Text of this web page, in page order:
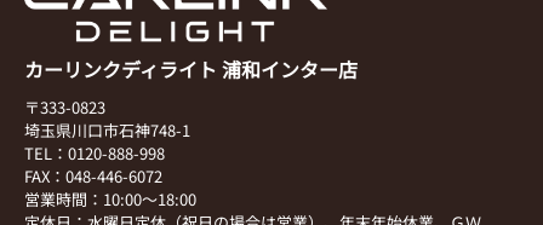
カーリンクディライト 浦和インター店
〒333-0823
埼玉県川口市石神748-1
TEL：0120-888-998
FAX：048-446-6072
営業時間：10:00～18:00